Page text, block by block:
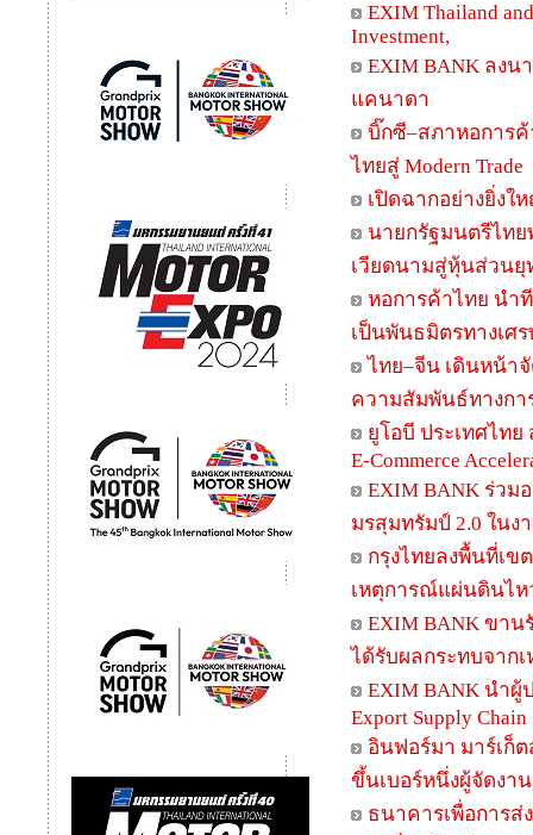
EXIM Thailand
Investment,
EXIM BANK ลงน
แคนาดา
บิ๊กซี–สภาหอการค้
ไทยสู่ Modern Trade
เปิดฉากอย่างยิ่งให
นายกรัฐมนตรีไท
เวียดนามสู่หุ้นส่วน
หอการค้าไทย นำ
เป็นพันธมิตรทางเศ
ไทย–จีน เดินหน้าจั
ความสัมพันธ์ทางกา
ยูโอบี ประเทศไท
E-Commerce
EXIM BANK ร่วม
มรสุมทรัมป์ 2.0 ในง
กรุงไทยลงพื้นที่เข
เหตุการณ์แผ่นดินไห
EXIM BANK ขา
ได้รับผลกระทบจาก
EXIM BANK นำผู้
Export Supply Chain
อินฟอร์มา มาร์เก็ต
ขึ้นเบอร์หนึ่งผู้จัดงา
ธนาคารเพื่อการส่